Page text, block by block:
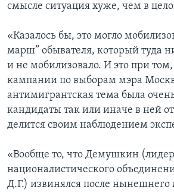
смысле ситуация хуже, чем в
«Казалось бы, это могло
марш” обывателя, который туда
и не мобилизовало. И это при том,
кампании по выборам мэра
антимигрантская тема была
кандидаты так или иначе в ней
делится своим наблюдением
«Вообще то, что Демушкин (лидер
националистического
Д.Г.) извинялся после нынешнего